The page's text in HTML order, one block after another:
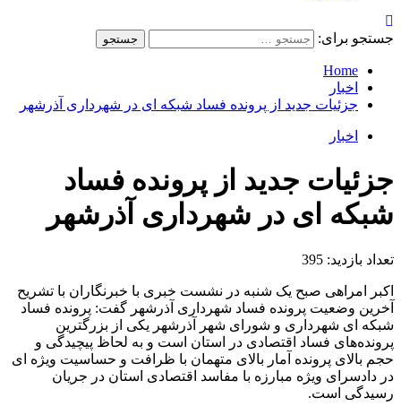
جستجو برای:
Home
اخبار
جزئیات جدید از پرونده فساد شبکه ای در شهرداری آذرشهر
اخبار
جزئیات جدید از پرونده فساد
شبکه ای در شهرداری آذرشهر
تعداد بازدید: 395
اکبر امراهی صبح یک شنبه در نشست خبری با خبرنگاران با تشریح
آخرین وضعیت پرونده فساد شهرداری آذرشهر گفت: پرونده فساد
شبکه ای شهرداری و شورای شهر آذرشهر یکی از بزرگترین
پرونده‌های فساد اقتصادی در استان است و به لحاظ پیچیدگی و
حجم بالای پرونده آمار بالای متهمان با ظرافت و حساسیت ویژه ای
در دادسرای ویژه مبارزه با مفاسد اقتصادی استان در جریان
رسیدگی است.